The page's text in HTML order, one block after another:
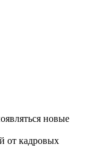
новые
от кадровых